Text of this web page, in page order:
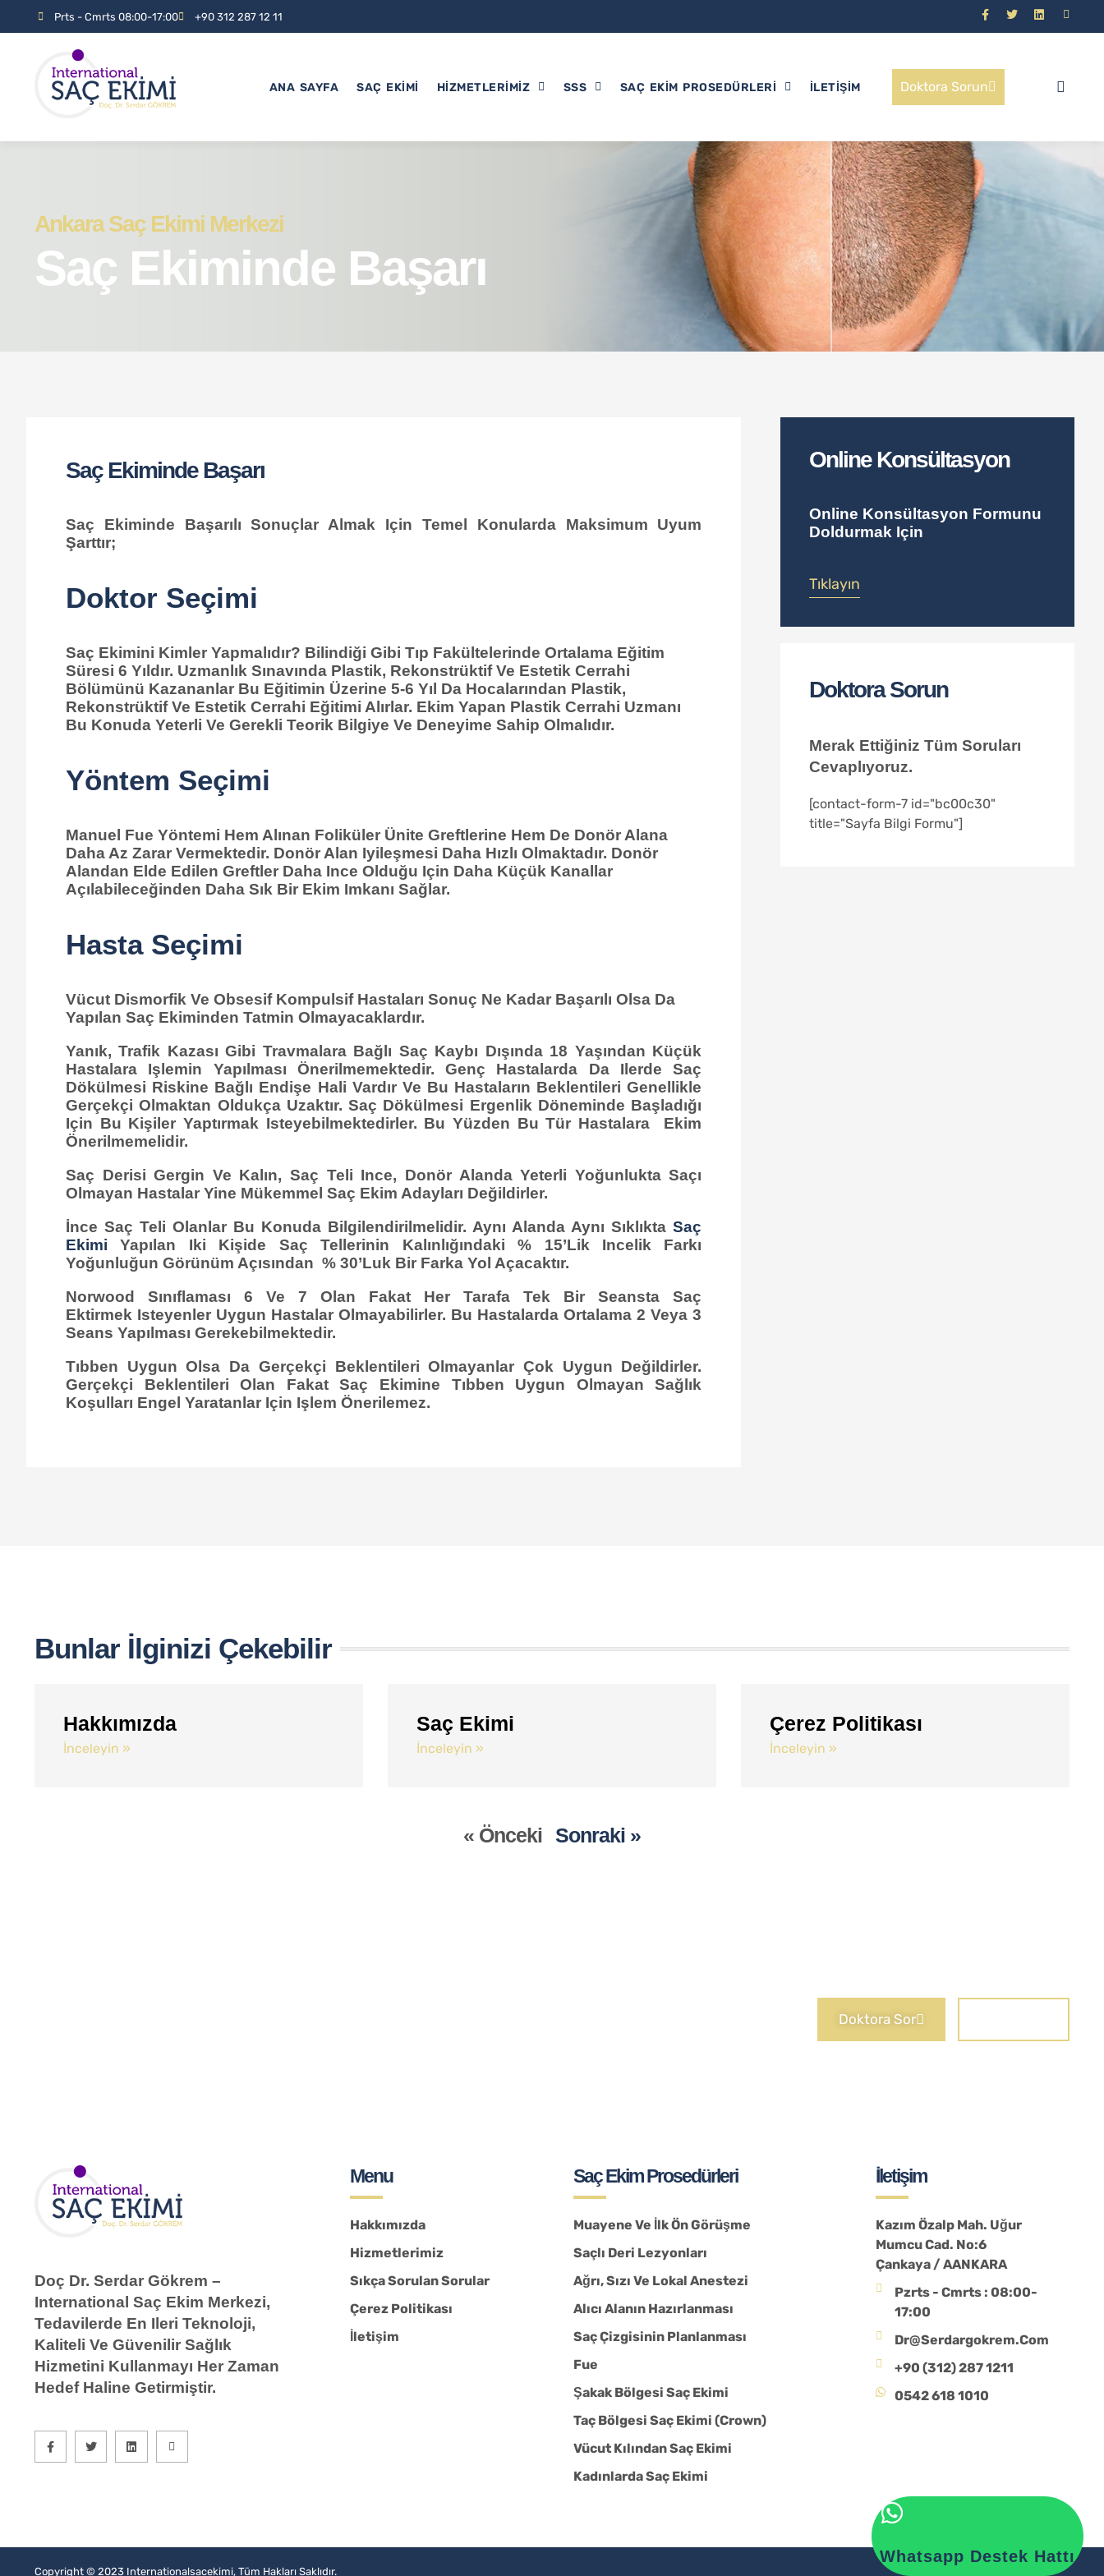
Prts - Cmrts 08:00-17:00 +90 312 287 12 11
ANA SAYFA SAÇ EKIMI HIZMETLERIMIZ SSS SAÇ EKIM PROSEDÜRLERI İLETIŞIM Doktora Sorun
Ankara Saç Ekimi Merkezi
Saç Ekiminde Başarı
Saç Ekiminde Başarı
Saç Ekiminde Başarılı Sonuçlar Almak Için Temel Konularda Maksimum Uyum
Şarttır;
Doktor Seçimi
Saç Ekimini Kimler Yapmalıdır? Bilindiği Gibi Tıp Fakültelerinde Ortalama Eğitim
Süresi 6 Yıldır. Uzmanlık Sınavında Plastik, Rekonstrüktif Ve Estetik Cerrahi
Bölümünü Kazananlar Bu Eğitimin Üzerine 5-6 Yıl Da Hocalarından Plastik,
Rekonstrüktif Ve Estetik Cerrahi Eğitimi Alırlar. Ekim Yapan Plastik Cerrahi Uzmanı
Bu Konuda Yeterli Ve Gerekli Teorik Bilgiye Ve Deneyime Sahip Olmalıdır.
Yöntem Seçimi
Manuel Fue Yöntemi Hem Alınan Foliküler Ünite Greftlerine Hem De Donör Alana
Daha Az Zarar Vermektedir. Donör Alan Iyileşmesi Daha Hızlı Olmaktadır. Donör
Alandan Elde Edilen Greftler Daha Ince Olduğu Için Daha Küçük Kanallar
Açılabileceğinden Daha Sık Bir Ekim Imkanı Sağlar.
Hasta Seçimi
Vücut Dismorfik Ve Obsesif Kompulsif Hastaları Sonuç Ne Kadar Başarılı Olsa Da
Yapılan Saç Ekiminden Tatmin Olmayacaklardır.
Yanık, Trafik Kazası Gibi Travmalara Bağlı Saç Kaybı Dışında 18 Yaşından Küçük
Hastalara Işlemin Yapılması Önerilmemektedir. Genç Hastalarda Da Ilerde Saç
Dökülmesi Riskine Bağlı Endişe Hali Vardır Ve Bu Hastaların Beklentileri Genellikle
Gerçekçi Olmaktan Oldukça Uzaktır. Saç Dökülmesi Ergenlik Döneminde Başladığı
Için Bu Kişiler Yaptırmak Isteyebilmektedirler. Bu Yüzden Bu Tür Hastalara Ekim
Önerilmemelidir.
Saç Derisi Gergin Ve Kalın, Saç Teli Ince, Donör Alanda Yeterli Yoğunlukta Saçı
Olmayan Hastalar Yine Mükemmel Saç Ekim Adayları Değildirler.
İnce Saç Teli Olanlar Bu Konuda Bilgilendirilmelidir. Aynı Alanda Aynı SıklıktaSaç
Ekimi Yapılan Iki Kişide Saç Tellerinin Kalınlığındaki % 15’lik Incelik Farkı
Yoğunluğun Görünüm Açısından % 30’luk Bir Farka Yol Açacaktır.
Norwood Sınıflaması 6 Ve 7 Olan Fakat Her Tarafa Tek Bir Seansta Saç
Ektirmek Isteyenler Uygun Hastalar Olmayabilirler. Bu Hastalarda Ortalama 2 Veya 3
Seans Yapılması Gerekebilmektedir.
Tıbben Uygun Olsa Da Gerçekçi Beklentileri Olmayanlar Çok Uygun Değildirler.
Gerçekçi Beklentileri Olan Fakat Saç Ekimine Tıbben Uygun Olmayan Sağlık
Koşulları Engel Yaratanlar Için Işlem Önerilemez.
Online Konsültasyon
Online Konsültasyon Formunu
Doldurmak Için
Tıklayın
Doktora Sorun
Merak Ettiğiniz Tüm Soruları
Cevaplıyoruz.
[contact-form-7 id="bc00c30"
title="Sayfa Bilgi Formu"]
Bunlar İlginizi Çekebilir
Hakkımızda
İnceleyin »
Saç Ekimi
İnceleyin »
Çerez Politikası
İnceleyin »
« Önceki Sonraki »
Doktora Sor
Doç Dr. Serdar Gökrem –
International Saç Ekim Merkezi,
Tedavilerde En Ileri Teknoloji,
Kaliteli Ve Güvenilir Sağlık
Hizmetini Kullanmayı Her Zaman
Hedef Haline Getirmiştir.
Menu
Hakkımızda
Hizmetlerimiz
Sıkça Sorulan Sorular
Çerez Politikası
İletişim
Saç Ekim Prosedürleri
Muayene Ve İlk Ön Görüşme
Saçlı Deri Lezyonları
Ağrı, Sızı Ve Lokal Anestezi
Alıcı Alanın Hazırlanması
Saç Çizgisinin Planlanması
Fue
Şakak Bölgesi Saç Ekimi
Taç Bölgesi Saç Ekimi (Crown)
Vücut Kılından Saç Ekimi
Kadınlarda Saç Ekimi
İletişim
Kazım Özalp Mah. Uğur
Mumcu Cad. No:6
Çankaya / AANKARA
Pzrts - Cmrts : 08:00-
17:00
Dr@serdargokrem.com
+90 (312) 287 1211
0542 618 1010
Copyright © 2023 Internationalsacekimi, Tüm Hakları Saklıdır.
Whatsapp Destek Hattı